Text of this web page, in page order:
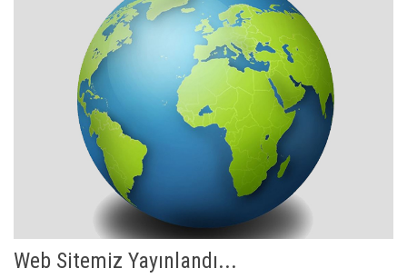
Web Sitemiz Yayınlandı...